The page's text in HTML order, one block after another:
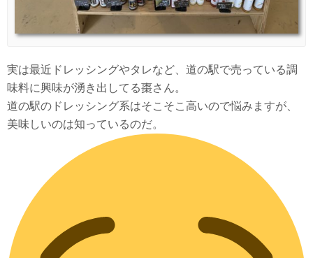
実は最近ドレッシングやタレなど、道の駅で売っている調
味料に興味が湧き出してる棗さん。
道の駅のドレッシング系はそこそこ高いので悩みますが、
美味しいのは知っているのだ。